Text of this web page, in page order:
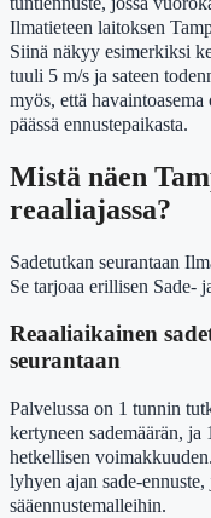
Ilmatieteen laitoksen
Siinä näkyy esimerkiksi
tuuli 5 m/s ja sateen
myös, että
päässä ennustepaikasta.
Mistä näen
reaaliajassa?
Sadetutkan seurantaan
Se tarjoaa erillisen Sade-
Reaaliaikainen
seurantaan
Palvelussa on 1 tunnin
kertyneen sademäärän,
hetkellisen
lyhyen ajan sade-
sääennustemalleihin.